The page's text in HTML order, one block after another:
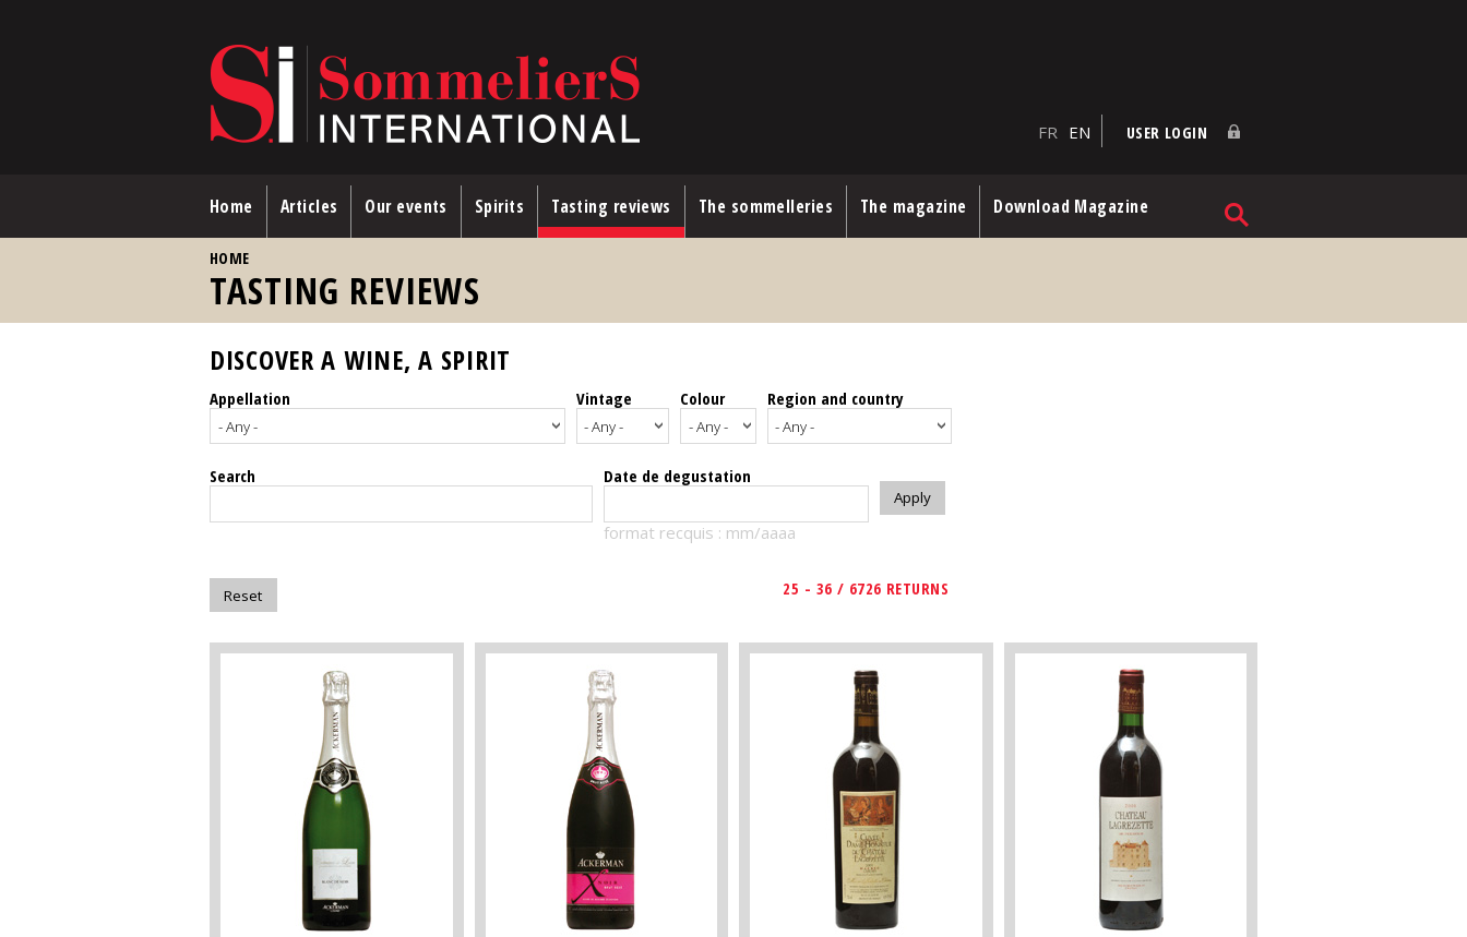
FR EN USER LOGIN
Home Articles Our events Spirits Tasting reviews The sommelleries The magazine Download Magazine
HOME
TASTING REVIEWS
DISCOVER A WINE, A SPIRIT
Appellation Vintage Colour Region and country
Search Date de degustation
format recquis : mm/aaaa
25 - 36 / 6726 RETURNS